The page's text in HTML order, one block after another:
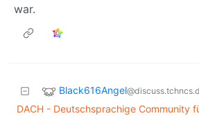
war.
Black616Angel
DACH - Deutschsprachige Community